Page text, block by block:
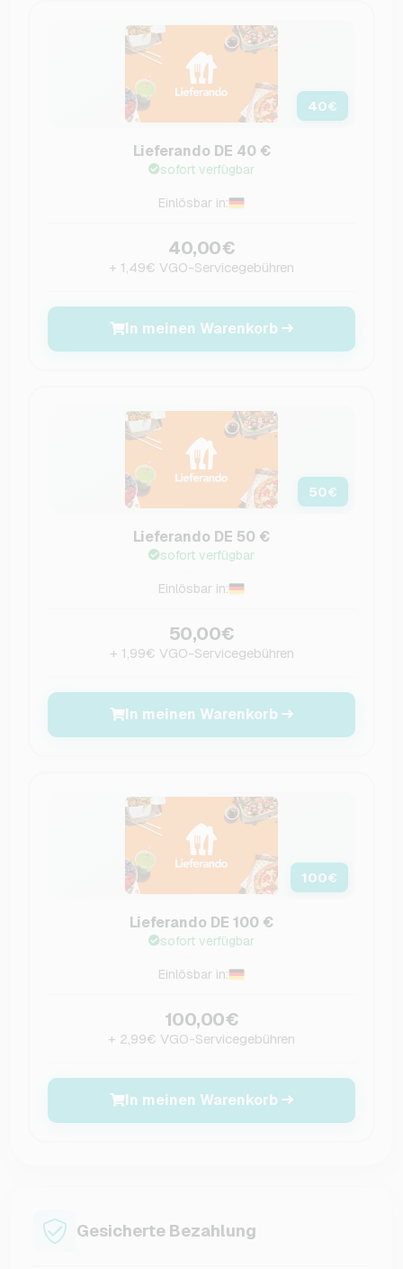
40€
Lieferando DE 40 €
sofort verfügbar
Einlösbar in:
40,00€
+ 1,49€ VGO-Servicegebühren
In meinen Warenkorb
50€
Lieferando DE 50 €
sofort verfügbar
Einlösbar in:
50,00€
+ 1,99€ VGO-Servicegebühren
In meinen Warenkorb
100€
Lieferando DE 100 €
sofort verfügbar
Einlösbar in:
100,00€
+ 2,99€ VGO-Servicegebühren
In meinen Warenkorb
Gesicherte Bezahlung